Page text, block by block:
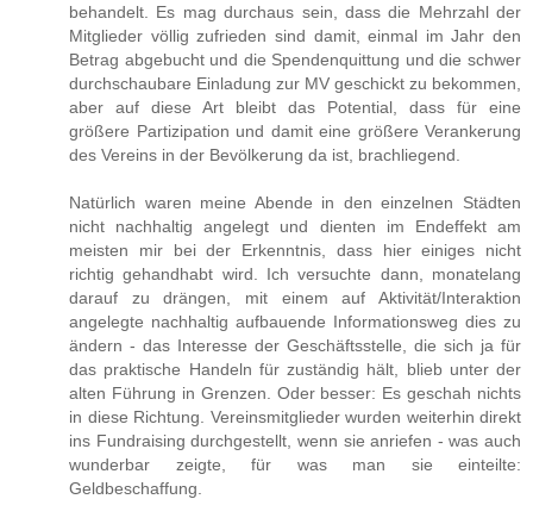
behandelt. Es mag durchaus sein, dass die Mehrzahl der
Mitglieder völlig zufrieden sind damit, einmal im Jahr den
Betrag abgebucht und die Spendenquittung und die schwer
durchschaubare Einladung zur MV geschickt zu bekommen,
aber auf diese Art bleibt das Potential, dass für eine
größere Partizipation und damit eine größere Verankerung
des Vereins in der Bevölkerung da ist, brachliegend.
Natürlich waren meine Abende in den einzelnen Städten
nicht nachhaltig angelegt und dienten im Endeffekt am
meisten mir bei der Erkenntnis, dass hier einiges nicht
richtig gehandhabt wird. Ich versuchte dann, monatelang
darauf zu drängen, mit einem auf Aktivität/Interaktion
angelegte nachhaltig aufbauende Informationsweg dies zu
ändern - das Interesse der Geschäftsstelle, die sich ja für
das praktische Handeln für zuständig hält, blieb unter der
alten Führung in Grenzen. Oder besser: Es geschah nichts
in diese Richtung. Vereinsmitglieder wurden weiterhin direkt
ins Fundraising durchgestellt, wenn sie anriefen - was auch
wunderbar zeigte, für was man sie einteilte:
Geldbeschaffung.